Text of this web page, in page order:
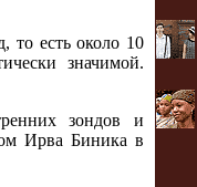
то есть около 10
значимой.
зондов и
Ирва Биника в